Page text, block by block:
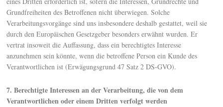
Grundfreiheiten des Betroffenen nicht überwiegen. Solche
Verarbeitungsvorgänge sind uns insbesondere deshalb gestattet, weil sie
durch den Europäischen Gesetzgeber besonders erwähnt wurden. Er
vertrat insoweit die Auffassung, dass ein berechtigtes Interesse
anzunehmen sein könnte, wenn die betroffene Person ein Kunde des
Verantwortlichen ist (Erwägungsgrund 47 Satz 2 DS-GVO).
7. Berechtigte Interessen an der Verarbeitung, die von dem
Verantwortlichen oder einem Dritten verfolgt werden